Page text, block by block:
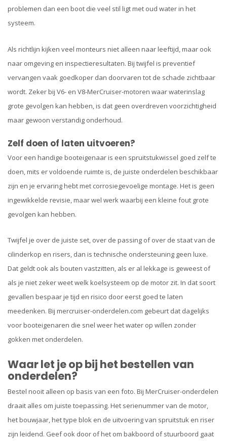
problemen dan een boot die veel stil ligt met oud water in het
systeem.
Als richtlijn kijken veel monteurs niet alleen naar leeftijd, maar ook
naar omgeving en inspectieresultaten. Bij twijfel is preventief
vervangen vaak goedkoper dan doorvaren tot de schade zichtbaar
wordt. Zeker bij V6- en V8-MerCruiser-motoren waar waterinslag
grote gevolgen kan hebben, is dat geen overdreven voorzichtigheid
maar gewoon verstandig onderhoud.
Zelf doen of laten uitvoeren?
Voor een handige booteigenaar is een spruitstukwissel goed zelf te
doen, mits er voldoende ruimte is, de juiste onderdelen beschikbaar
zijn en je ervaring hebt met corrosiegevoelige montage. Het is geen
ingewikkelde revisie, maar wel werk waarbij een kleine fout grote
gevolgen kan hebben.
Twijfel je over de juiste set, over de passing of over de staat van de
cilinderkop en risers, dan is technische ondersteuning geen luxe.
Dat geldt ook als bouten vastzitten, als er al lekkage is geweest of
als je niet zeker weet welk koelsysteem op de motor zit. In dat soort
gevallen bespaar je tijd en risico door eerst goed te laten
meedenken. Bij mercruiser-onderdelen.com gebeurt dat dagelijks
voor booteigenaren die snel weer het water op willen zonder
gokken met onderdelen.
Waar let je op bij het bestellen van
onderdelen?
Bestel nooit alleen op basis van een foto. Bij MerCruiser-onderdelen
draait alles om juiste toepassing. Het serienummer van de motor,
het bouwjaar, het type blok en de uitvoering van spruitstuk en riser
zijn leidend. Geef ook door of het om bakboord of stuurboord gaat